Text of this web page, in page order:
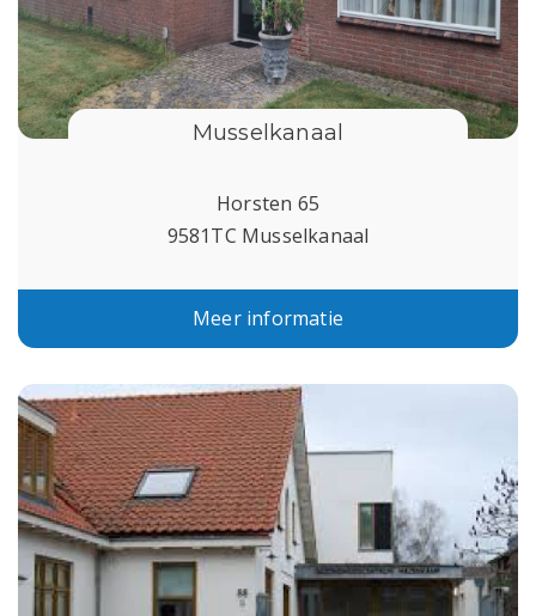
Musselkanaal
Horsten 65
9581TC Musselkanaal
Meer informatie